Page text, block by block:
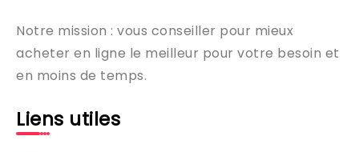
Notre mission : vous conseiller pour mieux
acheter en ligne le meilleur pour votre besoin et
en moins de temps.
Liens utiles